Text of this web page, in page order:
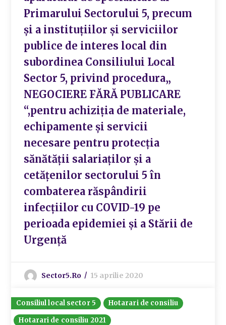
Primarului Sectorului 5, precum
și a instituțiilor și serviciilor
publice de interes local din
subordinea Consiliului Local
Sector 5, privind procedura„
NEGOCIERE FĂRĂ PUBLICARE
“,pentru achiziția de materiale,
echipamente și servicii
necesare pentru protecția
sănătății salariaților și a
cetățenilor sectorului 5 în
combaterea răspândirii
infecțiilor cu COVID-19 pe
perioada epidemiei și a Stării de
Urgență
Sector5.ro 15 aprilie 2020
Consiliul local sector 5
Hotarari de consiliu
Hotarari de consiliu 2021